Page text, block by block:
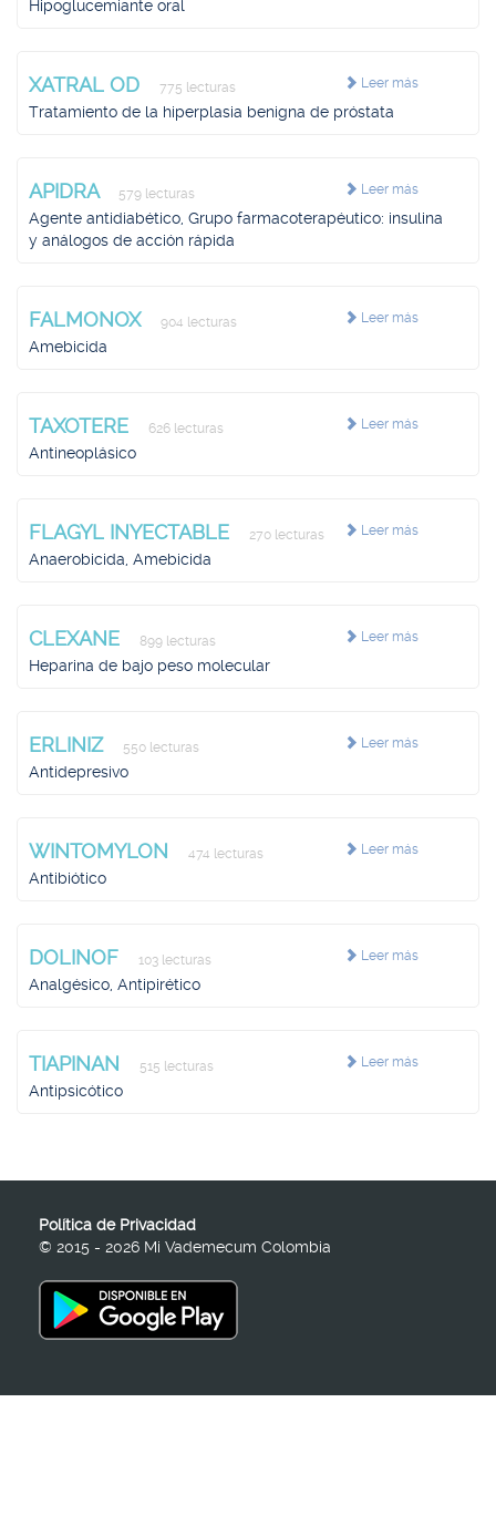
Hipoglucemiante oral
Leer más
XATRAL OD 775 lecturas
Tratamiento de la hiperplasia benigna de próstata
Leer más
APIDRA 579 lecturas
Agente antidiabético, Grupo farmacoterapéutico: insulina
y análogos de acción rápida
Leer más
FALMONOX 904 lecturas
Amebicida
Leer más
TAXOTERE 626 lecturas
Antineoplásico
Leer más
FLAGYL INYECTABLE 270 lecturas
Anaerobicida, Amebicida
Leer más
CLEXANE 899 lecturas
Heparina de bajo peso molecular
Leer más
ERLINIZ 550 lecturas
Antidepresivo
Leer más
WINTOMYLON 474 lecturas
Antibiótico
Leer más
DOLINOF 103 lecturas
Analgésico, Antipirético
Leer más
TIAPINAN 515 lecturas
Antipsicótico
Política de Privacidad
© 2015 - 2026 Mi Vademecum Colombia